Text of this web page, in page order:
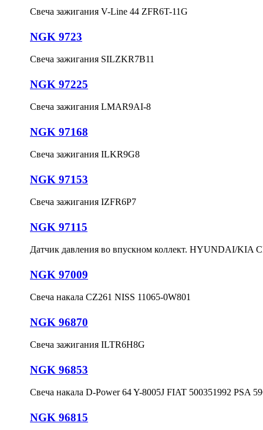
Свеча зажигания V-Line 44 ZFR6T-11G
NGK 9723
Свеча зажигания SILZKR7B11
NGK 97225
Свеча зажигания LMAR9AI-8
NGK 97168
Свеча зажигания ILKR9G8
NGK 97153
Свеча зажигания IZFR6P7
NGK 97115
Датчик давления во впускном коллект. HYUNDAI/KIA
NGK 97009
Свеча накала CZ261 NISS 11065-0W801
NGK 96870
Свеча зажигания ILTR6H8G
NGK 96853
Свеча накала D-Power 64 Y-8005J FIAT 500351992 PSA
NGK 96815